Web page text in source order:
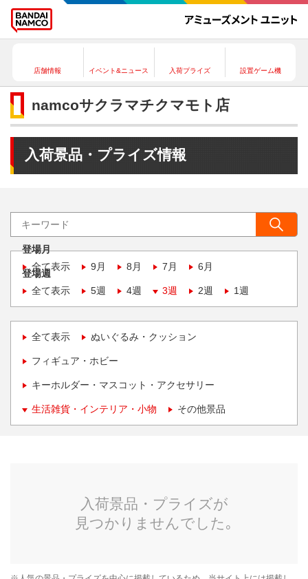
店舗情報 イベント&ニュース 入荷プライズ 設置ゲーム機
namcoサクラマチクマモト店
入荷景品・プライズ情報
登場月
全て表示
9月 8月 7月 6月
登場週
全て表示
5週 4週 3週 2週 1週
全て表示 ぬいぐるみ・クッション
フィギュア・ホビー
キーホルダー・マスコット・アクセサリー
生活雑貨・インテリア・小物 その他景品